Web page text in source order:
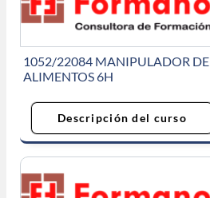
1052/22084 MANIPULADOR DE
ALIMENTOS 6H
Descripción del curso